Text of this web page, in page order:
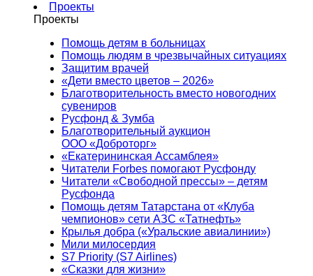
Проекты
Проекты
Помощь детям в больницах
Помощь людям в чрезвычайных ситуациях
Защитим врачей
«Дети вместо цветов – 2026»
Благотворительность вместо новогодних
сувениров
Русфонд & Зумба
Благотворительный аукцион
ООО «Доброторг»
«Екатерининская Ассамблея»
Читатели Forbes помогают Русфонду
Читатели «Свободной прессы» – детям
Русфонда
Помощь детям Татарстана от «Клуба
чемпионов» сети АЗС «Татнефть»
Крылья добра («Уральские авиалинии»)
Мили милосердия
S7 Priority (S7 Airlines)
«Сказки для жизни»